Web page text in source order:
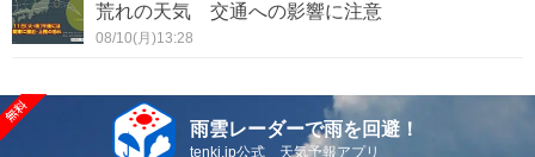
荒れの天気 交通への影響に注意
08/10(月)13:28
雨雲レーダーで雨を回避！
tenki.jp公式 天気予報アプリ